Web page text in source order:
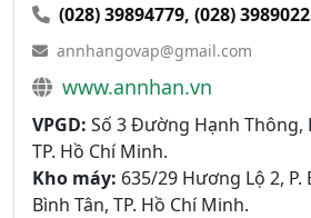
(028) 39894779, (028)
annhangovap@gmail.com
www.annhan.vn
VPGD: Số 3 Đường Hạnh Thông,
TP. Hồ Chí Minh.
Kho máy: 635/29 Hương Lộ 2,
Bình Tân, TP. Hồ Chí Minh.